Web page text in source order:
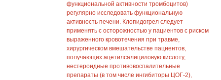
функциональной активности тромбоцитов)
регулярно исследовать функциональную
активность печени. Клопидогрел следует
применять с осторожностью у пациентов с риском
выраженного кровотечения при травме,
хирургическом вмешательстве пациентов,
получающих ацетилсалициловую кислоту,
нестероидные противовоспалительные
препараты (в том числе ингибиторы ЦОГ-2),